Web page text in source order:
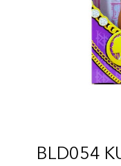
BLD054